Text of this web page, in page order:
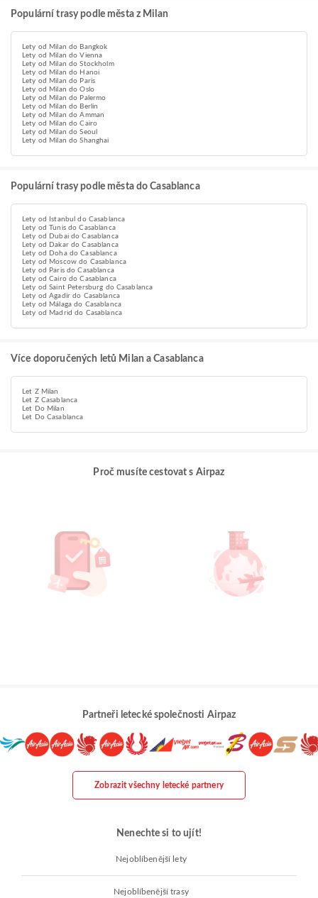
Populární trasy podle města z Milan
Lety od Milan do Bangkok
Lety od Milan do Vienna
Lety od Milan do Stockholm
Lety od Milan do Hanoi
Lety od Milan do Paris
Lety od Milan do Oslo
Lety od Milan do Palermo
Lety od Milan do Berlin
Lety od Milan do Amman
Lety od Milan do Cairo
Lety od Milan do Seoul
Lety od Milan do Shanghai
Populární trasy podle města do Casablanca
Lety od Istanbul do Casablanca
Lety od Tunis do Casablanca
Lety od Dubai do Casablanca
Lety od Dakar do Casablanca
Lety od Doha do Casablanca
Lety od Moscow do Casablanca
Lety od Paris do Casablanca
Lety od Cairo do Casablanca
Lety od Saint Petersburg do Casablanca
Lety od Agadir do Casablanca
Lety od Málaga do Casablanca
Lety od Madrid do Casablanca
Více doporučených letů Milan a Casablanca
Let Z Milan
Let Z Casablanca
Let Do Milan
Let Do Casablanca
Proč musíte cestovat s Airpaz
Partneři letecké společnosti Airpaz
Zobrazit všechny letecké partnery
Nenechte si to ujít!
Nejoblíbenější lety
Nejoblíbenější trasy